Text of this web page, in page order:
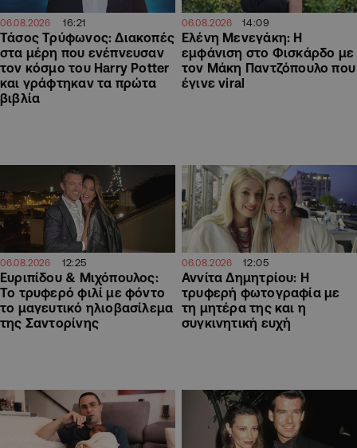
06.08.2026 16:21
Τάσος Τρύφωνος: Διακοπές
στα μέρη που ενέπνευσαν
τον κόσμο του Harry Potter
και γράφτηκαν τα πρώτα
βιβλία
06.08.2026 14:09
Ελένη Μενεγάκη: Η
εμφάνιση στο Φισκάρδο με
τον Μάκη Παντζόπουλο που
έγινε viral
06.08.2026 12:25
Ευριπίδου & Μιχόπουλος:
Το τρυφερό φιλί με φόντο
το μαγευτικό ηλιοβασίλεμα
της Σαντορίνης
06.08.2026 12:05
Αννίτα Δημητρίου: Η
τρυφερή φωτογραφία με
τη μητέρα της και η
συγκινητική ευχή